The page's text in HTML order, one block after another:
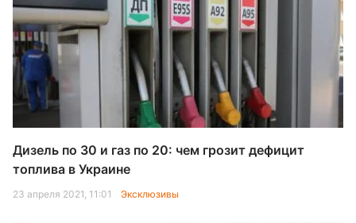
Дизель по 30 и газ по 20: чем грозит дефицит
топлива в Украине
23 апреля 2021, 11:01 Эксклюзивы